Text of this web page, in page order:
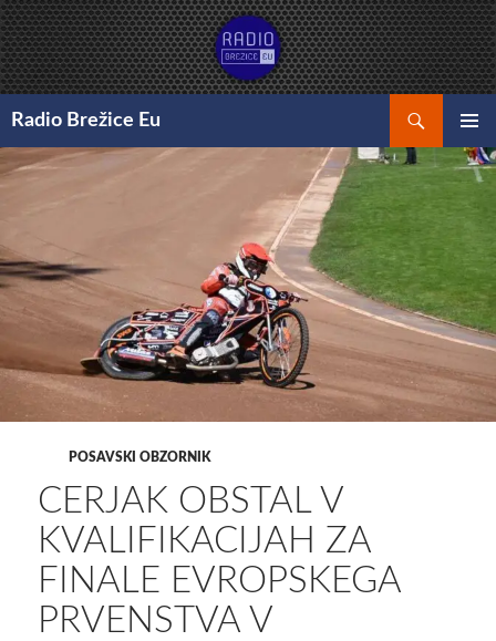
Preskoči
na
vsebino
Radio Brežice Eu
GLAVNI
MENI
POSAVSKI OBZORNIK
CERJAK OBSTAL V
KVALIFIKACIJAH ZA
FINALE EVROPSKEGA
PRVENSTVA V